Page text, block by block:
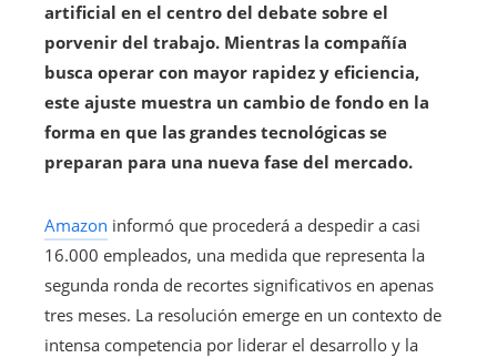
artificial en el centro del debate sobre el
porvenir del trabajo. Mientras la compañía
busca operar con mayor rapidez y eficiencia,
este ajuste muestra un cambio de fondo en la
forma en que las grandes tecnológicas se
preparan para una nueva fase del mercado.
Amazon informó que procederá a despedir a casi
16.000 empleados, una medida que representa la
segunda ronda de recortes significativos en apenas
tres meses. La resolución emerge en un contexto de
intensa competencia por liderar el desarrollo y la